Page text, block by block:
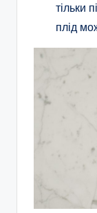
тільки
плід